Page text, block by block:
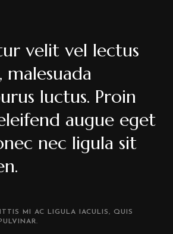
velit vel lectus
luctus. Proin
augue eget
nec ligula sit
MI AC LIGULA IACULIS, QUIS